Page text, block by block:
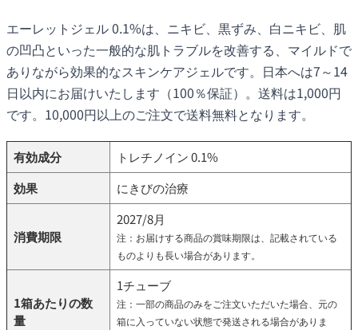
エーレットジェル 0.1%は、ニキビ、黒ずみ、白ニキビ、肌
の凹凸といった一般的な肌トラブルを改善する、マイルドで
ありながら効果的なスキンケアジェルです。日本へは7～14
日以内にお届けいたします（100％保証）。送料は1,000円
です。10,000円以上のご注文で送料無料となります。
有効成分
トレチノイン 0.1%
効果
にきびの治療
消費期限
2027/8月
注：お届けする商品の賞味期限は、記載されている
ものよりも長い場合があります。
1箱あたりの数
量
1チューブ
注：一部の商品のみをご注文いただいた場合、元の
箱に入っていない状態で発送される場合がありま